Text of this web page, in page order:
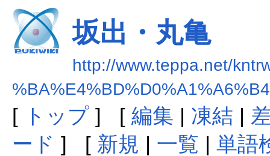
坂出・丸亀
http://www.teppa.net/
[ トップ] [ 編集 | 凍結 |
ード ] [ 新規 | 一覧 | 単語